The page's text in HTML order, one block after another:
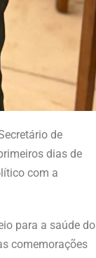
de
dias de
com a
para a saúde do
comemorações